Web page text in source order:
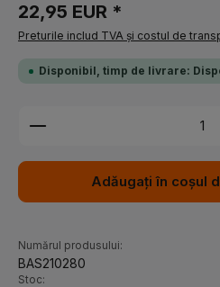
22,95 EUR *
Preturile includ TVA și costul de
Disponibil, timp de livrare:
Cantitate produs:
Adăugați în coșul
Numărul produsului:
BAS210280
Stoc: